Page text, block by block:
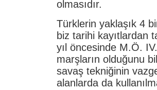
olmasıdır.
Türklerin yaklaşık 4
biz tarihi kayıtlardan
yıl öncesinde M.Ö.
marşların olduğunu
savaş tekniğinin
alanlarda da